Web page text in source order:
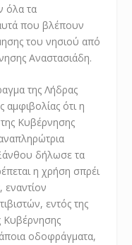
όλα τα
που βλέπουν
του νησιού από
Αναστασιάδη.
της Λήδρας
ότι η
Κυβέρνησης
δήλωσε τα
η χρήση σπρέι
εναντίον
εντός της
Κυβέρνησης
οδοφράγματα,